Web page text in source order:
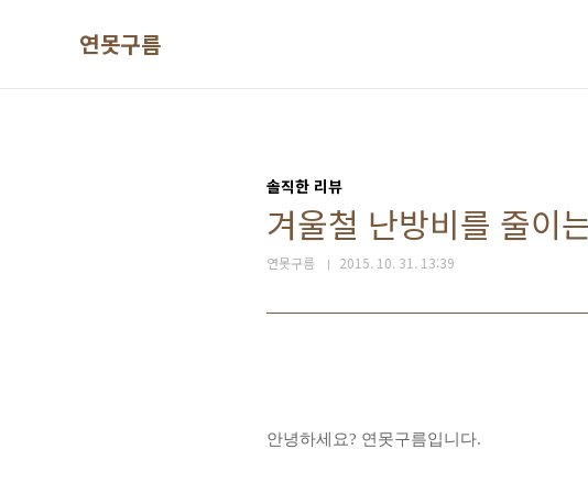
연못구름
솔직한 리뷰
겨울철 난방비를 줄이
연못구름 2015. 10. 31. 13:39
안녕하세요? 연못구름입니다.